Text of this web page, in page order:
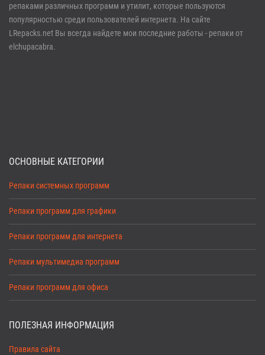
Регистрация
Забыли пароль?
репаками различных программ и утилит, которые пользуются
популярностью среди пользователей интернета. На сайте
LRepacks.net Вы всегда найдете мои последние работы - репаки от
elchupacabra.
ОСНОВНЫЕ КАТЕГОРИИ
Репаки системных программ
Репаки программ для графики
Репаки программ для интернета
Репаки мультимедиа программ
Репаки программ для офиса
ПОЛЕЗНАЯ ИНФОРМАЦИЯ
Правила сайта